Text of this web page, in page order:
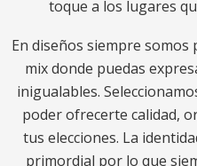
toque a los lugares
En diseños siempre
mix donde puedas
inigualables.
poder ofrecerte calidad,
tus elecciones. La
primordial por lo que